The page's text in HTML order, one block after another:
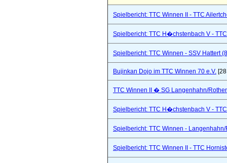
Spielbericht: TTC Winnen II - TTC
Spielbericht: TTC H�chstenbach V -
Spielbericht: TTC Winnen - SSV Hattert
Bujinkan Dojo im TTC Winnen 70 e.V.
TTC Winnen II � SG Langenhahn/
Spielbericht: TTC H�chstenbach V -
Spielbericht: TTC Winnen -
Spielbericht: TTC Winnen II - TTC